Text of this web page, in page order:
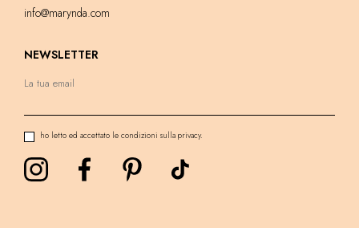
info@marynda.com
NEWSLETTER
ho letto ed accettato le condizioni sulla privacy.